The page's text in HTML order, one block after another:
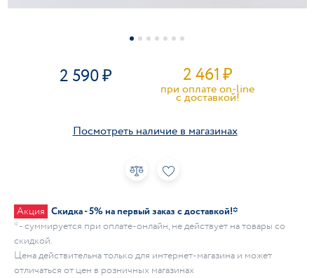
2 590 2 461₽
при оплате on-line
c доставкой!
Посмотреть наличие в магазинах
Акция Скидка - 5% на первый заказ с доставкой!*
* - суммируется при оплате-онлайн, не действует на товары со
скидкой.
Цена действительна только для интернет-магазина и может
отличаться от цен в розничных магазинах